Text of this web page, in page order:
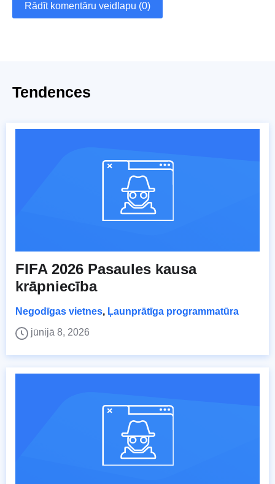
Rādīt komentāru veidlapu (0)
Tendences
FIFA 2026 Pasaules kausa
krāpniecība
Negodīgas vietnes, Ļaunprātīga programmatūra
jūnijā 8, 2026